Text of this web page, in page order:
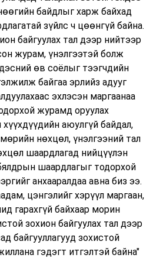
байдлыг харж байхад
зүйлс ч цөөнгүй байна.
байгуулах тал дээр нийтээр
журам, үнэлгээтэй болж
өв соёлыг тээгчдийн
байгаа эрлийз адууг
эхлэсэн маргаанаа
журамд оруулах
аюулгүй байдал,
нөхцөл, үнэлгээний тал
шаардлагад нийцүүлэн
шаардлагыг тодорхой
анхааралдаа авна биз ээ.
цэнгэлийг хэрүүл маргаан,
гарахгүй байхаар морин
зохион байгуулах тал дээр
байгууллагууд зохистой
гэдэгт итгэлтэй байна"